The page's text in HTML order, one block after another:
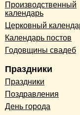
Производственный
календарь
Церковный
Календарь постов
Годовщины свадеб
Праздники
Праздники
Поздравления
День города